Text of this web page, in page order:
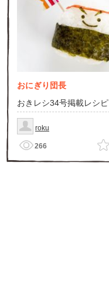
おにぎり団長
おきレシ34号掲載レシピ
roku
266